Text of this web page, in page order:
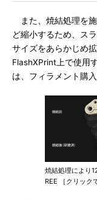
また、焼結処理を
ど縮小するため、ス
サイズをあらかじめ
FlashXPrint上で使用
は、フィラメント購
焼結処理により
REE ［クリック